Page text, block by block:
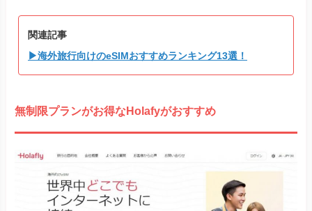
関連記事
▶海外旅行向けのeSIMおすすめランキング13選！
無制限プランがお得なHolafyがおすすめ